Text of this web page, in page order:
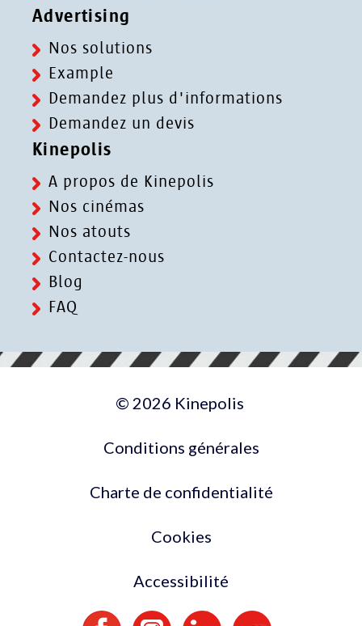
Advertising
Nos solutions
Example
Demandez plus d'informations
Demandez un devis
Kinepolis
A propos de Kinepolis
Nos cinémas
Nos atouts
Contactez-nous
Blog
FAQ
© 2026 Kinepolis
Conditions générales
Charte de confidentialité
Cookies
Accessibilité